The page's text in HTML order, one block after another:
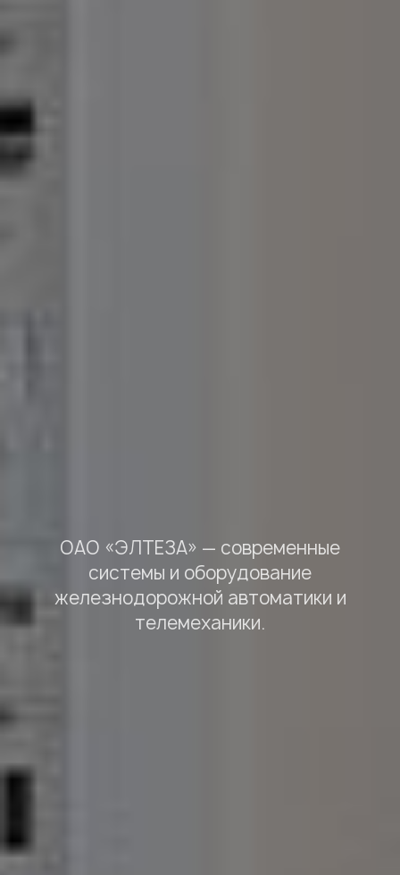
ОАО «ЭЛТЕЗА» — cовременные
системы и оборудование
железнодорожной автоматики и
телемеханики.